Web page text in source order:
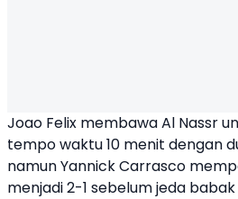
Joao Felix membawa Al Nassr
tempo waktu 10 menit dengan
namun Yannick Carrasco
menjadi 2-1 sebelum jeda